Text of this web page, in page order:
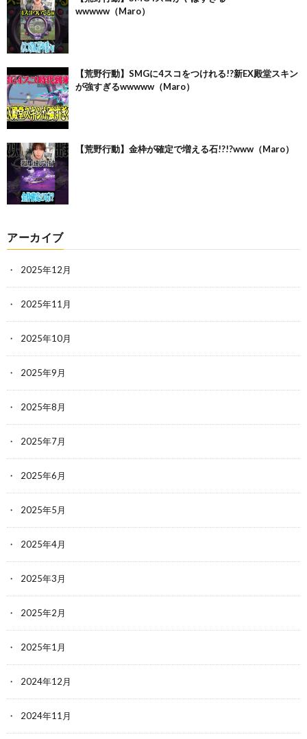
wwwww（Maro）
【荒野行動】SMGに4スコをつけれる!?新EX殿堂スキン
が強すぎるwwwww（Maro）
【荒野行動】金枠が確定で増える石!?!?www（Maro）
アーカイブ
2025年12月
2025年11月
2025年10月
2025年9月
2025年8月
2025年7月
2025年6月
2025年5月
2025年4月
2025年3月
2025年2月
2025年1月
2024年12月
2024年11月